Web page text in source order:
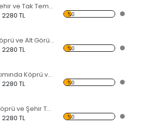
Gece Şehir ve Tak Temalı Kanvas Tablo
2280 TL %0
Metal Köprü ve Alt Görünüm Temalı Kanvas Tablo
2280 TL %0
Gün Batımında Köprü ve Şehir Temalı Kanvas Tablo
2280 TL %0
Ayaklı Köprü ve Şehir Temalı Kanvas Tablo
2280 TL %0